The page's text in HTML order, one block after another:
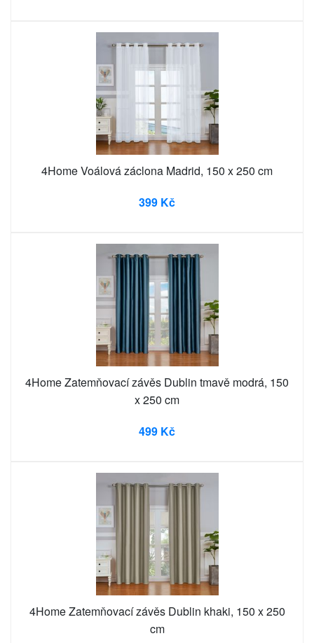
4Home Voálová záclona Madrid, 150 x 250 cm
399 Kč
4Home Zatemňovací závěs Dublin tmavě modrá, 150
x 250 cm
499 Kč
4Home Zatemňovací závěs Dublin khaki, 150 x 250
cm